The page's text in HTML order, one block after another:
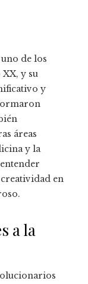
de los
y su
y
áreas
y la
en
a la